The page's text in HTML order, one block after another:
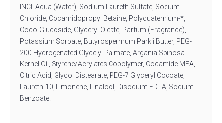
INCI: Aqua (Water), Sodium Laureth Sulfate, Sodium
Chloride, Cocamidopropyl Betaine, Polyquaternium-*,
Coco-Glucoside, Glyceryl Oleate, Parfum (Fragrance),
Potassium Sorbate, Butyrospermum Parkii Butter, PEG-
200 Hydrogenated Glycelyl Palmate, Argania Spinosa
Kernel Oil, Styrene/Acrylates Copolymer, Cocamide MEA,
Citric Acid, Glycol Distearate, PEG-7 Glyceryl Cocoate,
Laureth-10, Limonene, Linalool, Disodium EDTA, Sodium
Benzoate."